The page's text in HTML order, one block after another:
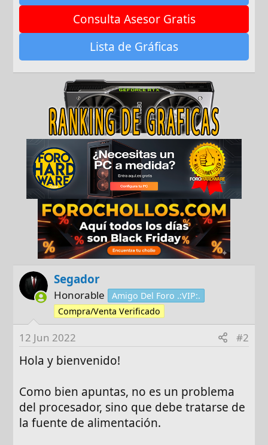
Consulta Asesor Gratis
Lista de Gráficas
Segador
Honorable
Amigo Del Foro .:VIP:.
Compra/Venta Verificado
12 Jun 2022 #2
Hola y bienvenido!
Como bien apuntas, no es un problema
del procesador, sino que debe tratarse de
la fuente de alimentación.